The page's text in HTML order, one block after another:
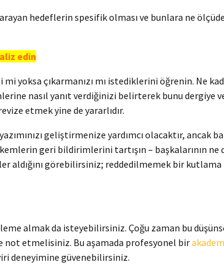
hedeflerin spesifik olması ve bunlara ne
edin
yoksa çıkarmanızı mı istediklerini öğrenin. Ne
nasıl yanıt verdiğinizi belirterek bunu dergiye
etmek yine de yararlıdır.
geliştirmenize yardımcı olacaktır,
geri bildirimlerini tartışın – başkalarının ne
aldığını görebilirsiniz; reddedilmemek bir kutlama
almak da isteyebilirsiniz. Çoğu zaman bu
not etmelisiniz. Bu aşamada profesyonel bir
deneyimine güvenebilirsiniz.